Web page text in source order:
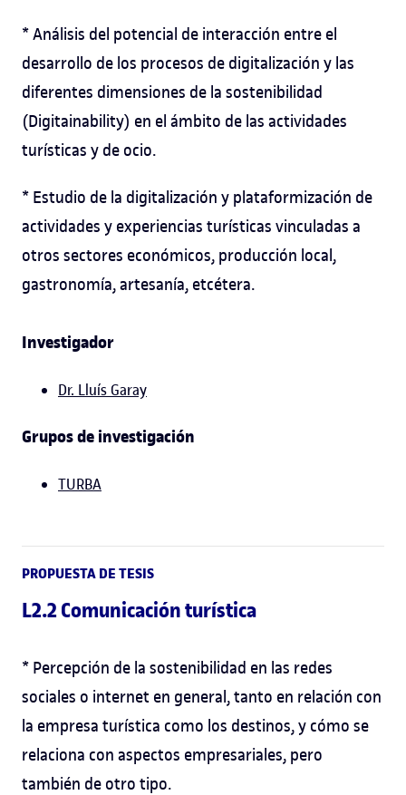
* Análisis del potencial de interacción entre el
desarrollo de los procesos de digitalización y las
diferentes dimensiones de la sostenibilidad
(Digitainability) en el ámbito de las actividades
turísticas y de ocio.
* Estudio de la digitalización y plataformización de
actividades y experiencias turísticas vinculadas a
otros sectores económicos, producción local,
gastronomía, artesanía, etcétera.
Investigador
Dr. Lluís Garay
Grupos de investigación
TURBA
PROPUESTA DE TESIS
L2.2 Comunicación turística
* Percepción de la sostenibilidad en las redes
sociales o internet en general, tanto en relación con
la empresa turística como los destinos, y cómo se
relaciona con aspectos empresariales, pero
también de otro tipo.